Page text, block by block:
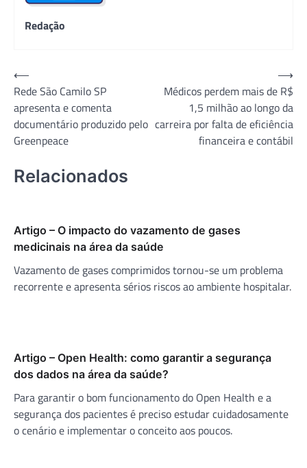
Redação
Navegação
de
Post
⟵
Rede São Camilo SP
apresenta e comenta
documentário produzido pelo
Greenpeace
Médicos perdem mais de R$
1,5 milhão ao longo da
carreira por falta de eficiência
financeira e contábil
⟶
Relacionados
Artigo – O impacto do vazamento de gases
medicinais na área da saúde
Vazamento de gases comprimidos tornou-se um problema
recorrente e apresenta sérios riscos ao ambiente hospitalar.
Artigo – Open Health: como garantir a segurança
dos dados na área da saúde?
Para garantir o bom funcionamento do Open Health e a
segurança dos pacientes é preciso estudar cuidadosamente
o cenário e implementar o conceito aos poucos.